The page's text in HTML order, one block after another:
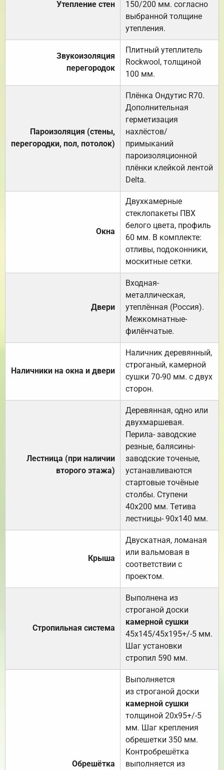
Утепление стен
150/200 мм. согласно
выбранной толщине
утепления.
Звукоизоляция
перегородок
Плитный утеплитель
Rockwool, толщиной
100 мм.
Пароизоляция (стены,
перегородки, пол, потолок)
Плёнка Ондутис R70.
Дополнительная
герметизация
нахлёстов/
примыканий
пароизоляционной
плёнки клейкой лентой
Delta.
Окна
Двухкамерные
стеклопакеты ПВХ
белого цвета, профиль
60 мм. В комплекте:
отливы, подоконники,
москитные сетки.
Двери
Входная-
металлическая,
утеплённая (Россия).
Межкомнатные-
филёнчатые.
Наличники на окна и двери
Наличник деревянный,
строганый, камерной
сушки 70-90 мм. с двух
сторон.
Лестница (при наличии
второго этажа)
Деревянная, одно или
двухмаршевая.
Перила- заводские
резные, балясины-
заводские точеные,
устанавливаются
стартовые точёные
столбы. Ступени
40х200 мм. Тетива
лестницы- 90х140 мм.
Крыша
Двускатная, ломаная
или вальмовая в
соответствии с
проектом.
Стропильная система
Выполнена из
строганой доски
камерной сушки
45х145/45х195+/-5 мм.
Шаг установки
стропил 590 мм.
Обрешётка
Выполняется
из строганой доски
камерной сушки
толщиной 20х95+/-5
мм. Шаг крепления
обрешетки 350 мм.
Контробрешётка
выполняется из